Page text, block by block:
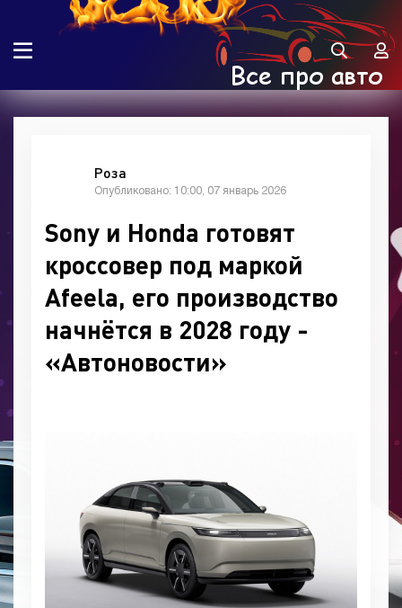
Роза
Опубликовано: 10:00, 07 январь 2026
Sony и Honda готовят
кроссовер под маркой
Afeela, его производство
начнётся в 2028 году -
«Автоновости»